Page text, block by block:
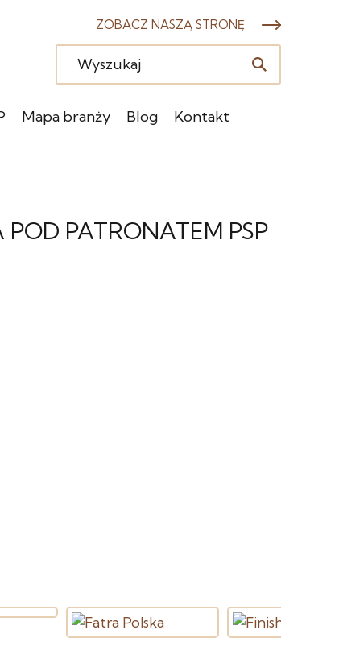
ZOBACZ NASZĄ STRONĘ
Mapa branży Blog Kontakt
POD PATRONATEM PSP